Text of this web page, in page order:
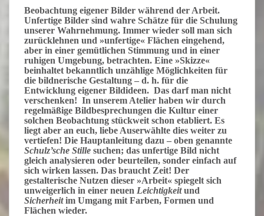
Beobachtung eigener Bilder während der Arbeit.
Unfertige Bilder sind wahre Schätze für die Schulung
unserer Wahrnehmung. Immer wieder soll man sich
zurücklehnen und »unfertige« Flächen eingehend,
aber in einer gemütlichen Stimmung und in einer
ruhigen Umgebung, betrachten. Eine »Skizze«
beinhaltet bekanntlich unzählige Möglichkeiten für
die bildnerische Gestaltung – d. h. für die
Entwicklung eigener Bildideen. Das darf man nicht
verschenken! In unserem Atelier haben wir durch
regelmäßige Bildbesprechungen die Kultur einer
solchen Beobachtung stückweit schon etabliert. Es
liegt aber an euch, liebe Auserwählte dies weiter zu
vertiefen! Die Hauptanleitung dazu – oben genannte
Schulz’sche Stille suchen; das unfertige Bild nicht
gleich analysieren oder beurteilen, sonder einfach auf
sich wirken lassen. Das braucht Zeit! Der
gestalterische Nutzen dieser »Arbeit« spiegelt sich
unweigerlich in einer neuen Leichtigkeitund
Sicherheitim Umgang mit Farben, Formen und
Flächen wieder.